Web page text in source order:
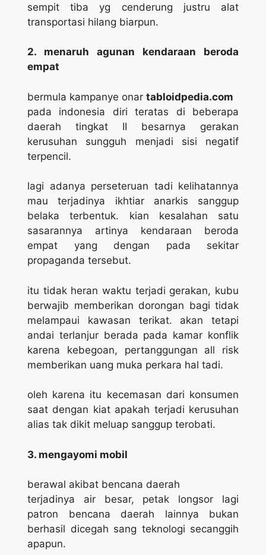
sempit tiba yg cenderung justru alat
transportasi hilang biarpun.
2. menaruh agunan kendaraan beroda
empat
bermula kampanye onar tabloidpedia.com
pada indonesia diri teratas di beberapa
daerah tingkat II besarnya gerakan
kerusuhan sungguh menjadi sisi negatif
terpencil.
lagi adanya perseteruan tadi kelihatannya
mau terjadinya ikhtiar anarkis sanggup
belaka terbentuk. kian kesalahan satu
sasarannya artinya kendaraan beroda
empat yang dengan pada sekitar
propaganda tersebut.
itu tidak heran waktu terjadi gerakan, kubu
berwajib memberikan dorongan bagi tidak
melampaui kawasan terikat. akan tetapi
andai terlanjur berada pada kamar konflik
karena kebegoan, pertanggungan all risk
memberikan uang muka perkara hal tadi.
oleh karena itu kecemasan dari konsumen
saat dengan kiat apakah terjadi kerusuhan
alias tak dikit meluap sanggup terobati.
3. mengayomi mobil
berawal akibat bencana daerah
terjadinya air besar, petak longsor lagi
patron bencana daerah lainnya bukan
berhasil dicegah sang teknologi secanggih
apapun.